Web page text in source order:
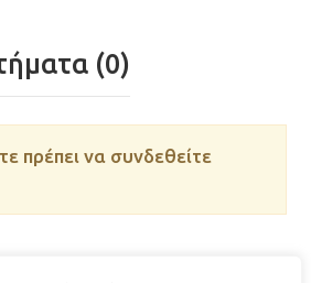
(0)
πρέπει να συνδεθείτε